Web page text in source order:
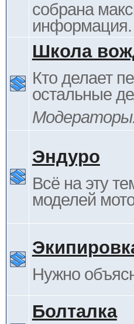
собрана
информация.
Школа
Кто делает
остальные
Эндуро
Всё на эту
моделей
Нужно
Болталка